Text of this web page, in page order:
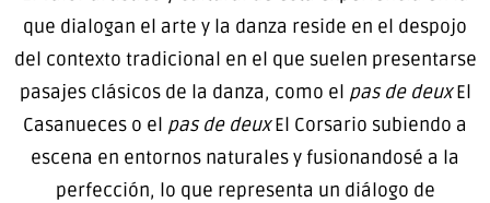
que dialogan el arte y la danza reside en el despojo
del contexto tradicional en el que suelen presentarse
pasajes clásicos de la danza, como el pas de deuxEl
Casanueces o el pas de deuxEl Corsario subiendo a
escena en entornos naturales y fusionandosé a la
perfección, lo que representa un diálogo de